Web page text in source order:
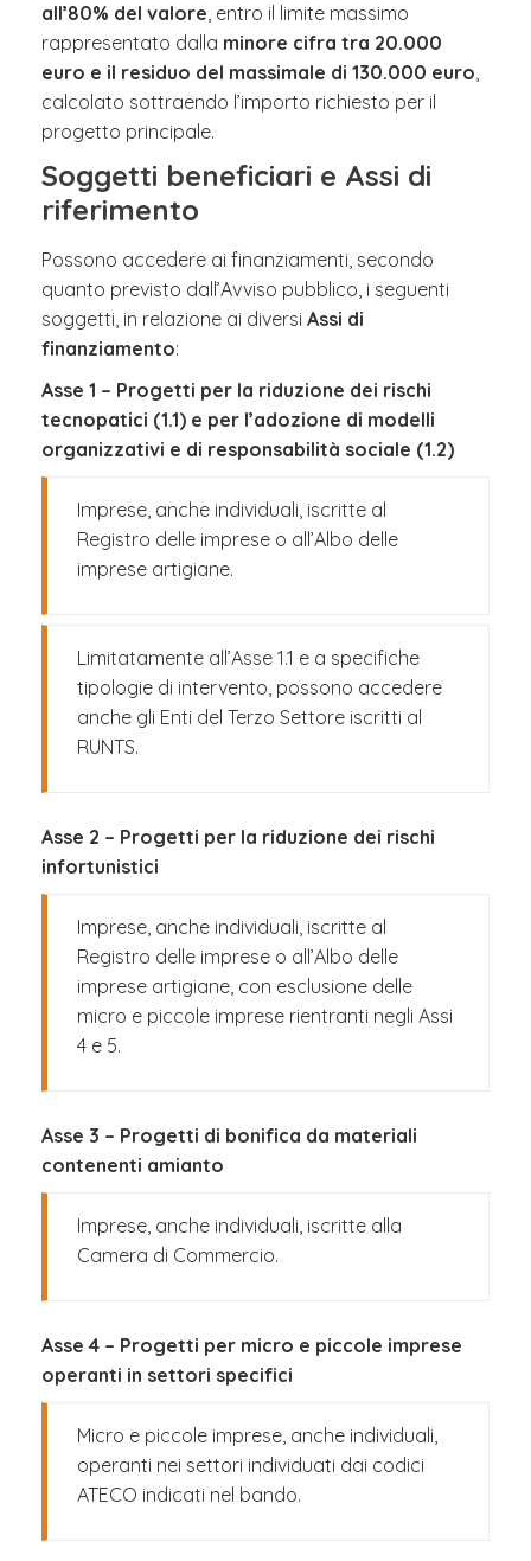
all’80% del valore, entro il limite massimo
rappresentato dalla minore cifra tra 20.000
euro e il residuo del massimale di 130.000 euro,
calcolato sottraendo l’importo richiesto per il
progetto principale.
Soggetti beneficiari e Assi di
riferimento
Possono accedere ai finanziamenti, secondo
quanto previsto dall’Avviso pubblico, i seguenti
soggetti, in relazione ai diversi Assi di
finanziamento:
Asse 1 – Progetti per la riduzione dei rischi
tecnopatici (1.1) e per l’adozione di modelli
organizzativi e di responsabilità sociale (1.2)
Imprese, anche individuali, iscritte al
Registro delle imprese o all’Albo delle
imprese artigiane.
Limitatamente all’Asse 1.1 e a specifiche
tipologie di intervento, possono accedere
anche gli Enti del Terzo Settore iscritti al
RUNTS.
Asse 2 – Progetti per la riduzione dei rischi
infortunistici
Imprese, anche individuali, iscritte al
Registro delle imprese o all’Albo delle
imprese artigiane, con esclusione delle
micro e piccole imprese rientranti negli Assi
4 e 5.
Asse 3 – Progetti di bonifica da materiali
contenenti amianto
Imprese, anche individuali, iscritte alla
Camera di Commercio.
Asse 4 – Progetti per micro e piccole imprese
operanti in settori specifici
Micro e piccole imprese, anche individuali,
operanti nei settori individuati dai codici
ATECO indicati nel bando.